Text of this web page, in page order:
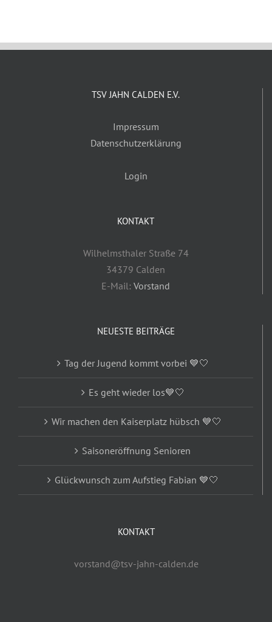
TSV JAHN CALDEN E.V.
Impressum
Datenschutzerklärung
Login
KONTAKT
Wilhelmsthaler Straße 74
34379 Calden
E-Mail: Vorstand
NEUESTE BEITRÄGE
Tag der Jugend kommt vorbei 💙🤍
Es geht wieder los💙🤍
Wir machen den Kaiserplatz hübsch 💙🤍
Saisoneröffnung Senioren
Glückwunsch zum Aufstieg Fabian 💙🤍
KONTAKT
vorstand@tsv-jahn-calden.de